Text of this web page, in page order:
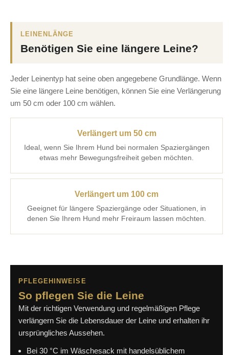
LEINENLÄNGE
Benötigen Sie eine längere Leine?
Jeder Leinentyp hat seine oben angegebene Grundlänge. Wenn
Sie eine längere Leine benötigen, können Sie eine Verlängerung
um 50 cm oder 100 cm wählen.
Verlängert um 50 cm
Ideal, wenn Sie Ihrem Hund bei normalen Spaziergängen
etwas mehr Bewegungsfreiheit geben möchten.
Verlängert um 100 cm
Geeignet für längere Spaziergänge oder Situationen, in
denen Sie Ihrem Hund mehr Freiraum lassen möchten.
PFLEGEHINWEISE
So pflegen Sie die Leine
Mit der richtigen Verwendung und regelmäßigen Pflege
verlängern Sie die Lebensdauer der Leine und erhalten ihr
ursprüngliches Aussehen.
Bei 30 °C im Wäschesack mit handelsüblichem